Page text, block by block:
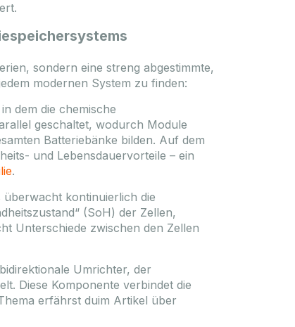
sondern eine streng abgestimmte,
modernen System zu finden:
dem die chemische
geschaltet, wodurch Module
Batteriebänke bilden. Auf dem
und Lebensdauervorteile – ein
.
überwacht kontinuierlich die
(SoH) der Zellen,
Unterschiede zwischen den Zellen
Umrichter, der
Diese Komponente verbindet die
erfährst duim Artikel über